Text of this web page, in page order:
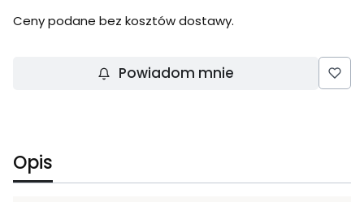
Ceny podane bez kosztów dostawy.
Powiadom mnie
Opis